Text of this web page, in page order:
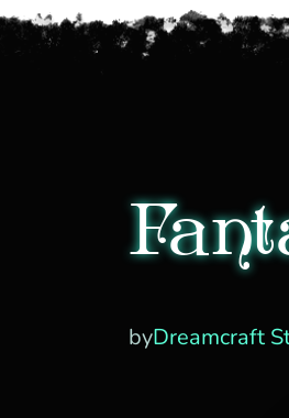
byDreamcraft